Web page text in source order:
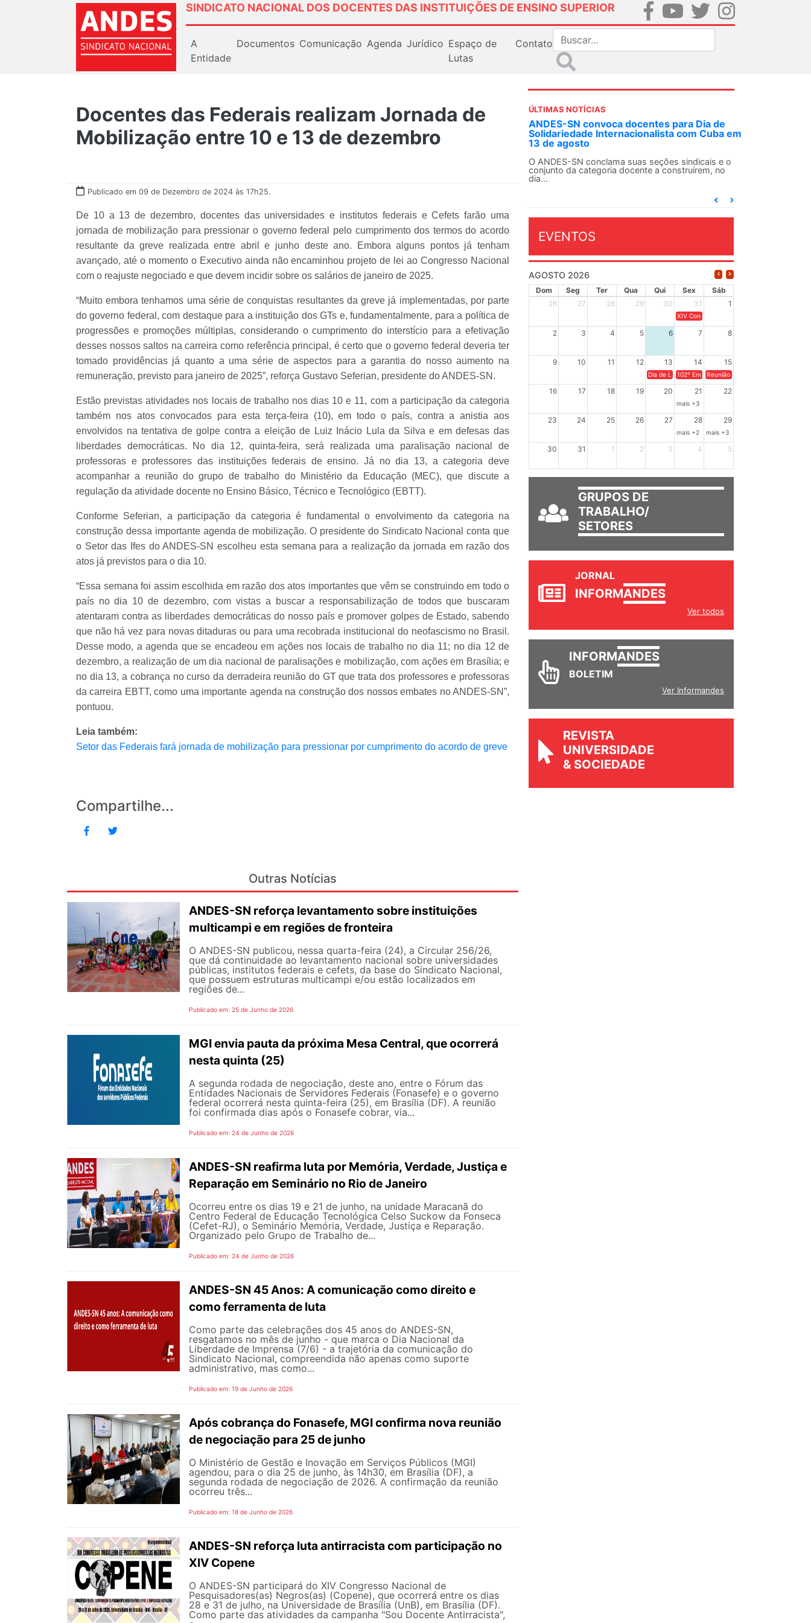
SINDICATO NACIONAL DOS DOCENTES DAS INSTITUIÇÕES DE ENSINO SUPERIOR
A
Entidade
Documentos Comunicação Agenda Jurídico Espaço de
Lutas
Contato
Docentes das Federais realizam Jornada de
Mobilização entre 10 e 13 de dezembro
Publicado em 09 de Dezembro de 2024 às 17h25.
De 10 a 13 de dezembro, docentes das universidades e institutos federais e Cefets farão uma
jornada de mobilização para pressionar o governo federal pelo cumprimento dos termos do acordo
resultante da greve realizada entre abril e junho deste ano. Embora alguns pontos já tenham
avançado, até o momento o Executivo ainda não encaminhou projeto de lei ao Congresso Nacional
com o reajuste negociado e que devem incidir sobre os salários de janeiro de 2025.
“Muito embora tenhamos uma série de conquistas resultantes da greve já implementadas, por parte
do governo federal, com destaque para a instituição dos GTs e, fundamentalmente, para a política de
progressões e promoções múltiplas, considerando o cumprimento do interstício para a efetivação
desses nossos saltos na carreira como referência principal, é certo que o governo federal deveria ter
tomado providências já quanto a uma série de aspectos para a garantia do nosso aumento na
remuneração, previsto para janeiro de 2025”, reforça Gustavo Seferian, presidente do ANDES-SN.
Estão previstas atividades nos locais de trabalho nos dias 10 e 11, com a participação da categoria
também nos atos convocados para esta terça-feira (10), em todo o país, contra a anistia aos
envolvidos na tentativa de golpe contra a eleição de Luiz Inácio Lula da Silva e em defesas das
liberdades democráticas. No dia 12, quinta-feira, será realizada uma paralisação nacional de
professoras e professores das instituições federais de ensino. Já no dia 13, a categoria deve
acompanhar a reunião do grupo de trabalho do Ministério da Educação (MEC), que discute a
regulação da atividade docente no Ensino Básico, Técnico e Tecnológico (EBTT).
Conforme Seferian, a participação da categoria é fundamental o envolvimento da categoria na
construção dessa importante agenda de mobilização. O presidente do Sindicato Nacional conta que
o Setor das Ifes do ANDES-SN escolheu esta semana para a realização da jornada em razão dos
atos já previstos para o dia 10.
“Essa semana foi assim escolhida em razão dos atos importantes que vêm se construindo em todo o
país no dia 10 de dezembro, com vistas a buscar a responsabilização de todos que buscaram
atentaram contra as liberdades democráticas do nosso país e promover golpes de Estado, sabendo
que não há vez para novas ditaduras ou para uma recobrada institucional do neofascismo no Brasil.
Desse modo, a agenda que se encadeou em ações nos locais de trabalho no dia 11; no dia 12 de
dezembro, a realização de um dia nacional de paralisações e mobilização, com ações em Brasília; e
no dia 13, a cobrança no curso da derradeira reunião do GT que trata dos professores e professoras
da carreira EBTT, como uma importante agenda na construção dos nossos embates no ANDES-SN”,
pontuou.
Leia também:
Setor das Federais fará jornada de mobilização para pressionar por cumprimento do acordo de greve
Compartilhe...
Outras Notícias
ANDES-SN reforça levantamento sobre instituições
multicampi e em regiões de fronteira
O ANDES-SN publicou, nessa quarta-feira (24), a Circular 256/26,
que dá continuidade ao levantamento nacional sobre universidades
públicas, institutos federais e cefets, da base do Sindicato Nacional,
que possuem estruturas multicampi e/ou estão localizados em
regiões de...
Publicado em: 25 de Junho de 2026
MGI envia pauta da próxima Mesa Central, que ocorrerá
nesta quinta (25)
A segunda rodada de negociação, deste ano, entre o Fórum das
Entidades Nacionais de Servidores Federais (Fonasefe) e o governo
federal ocorrerá nesta quinta-feira (25), em Brasília (DF). A reunião
foi confirmada dias após o Fonasefe cobrar, via...
Publicado em: 24 de Junho de 2026
ANDES-SN reafirma luta por Memória, Verdade, Justiça e
Reparação em Seminário no Rio de Janeiro
Ocorreu entre os dias 19 e 21 de junho, na unidade Maracanã do
Centro Federal de Educação Tecnológica Celso Suckow da Fonseca
(Cefet-RJ), o Seminário Memória, Verdade, Justiça e Reparação.
Organizado pelo Grupo de Trabalho de...
Publicado em: 24 de Junho de 2026
ANDES-SN 45 Anos: A comunicação como direito e
como ferramenta de luta
Como parte das celebrações dos 45 anos do ANDES-SN,
resgatamos no mês de junho - que marca o Dia Nacional da
Liberdade de Imprensa (7/6) - a trajetória da comunicação do
Sindicato Nacional, compreendida não apenas como suporte
administrativo, mas como...
Publicado em: 19 de Junho de 2026
Após cobrança do Fonasefe, MGI confirma nova reunião
de negociação para 25 de junho
O Ministério de Gestão e Inovação em Serviços Públicos (MGI)
agendou, para o dia 25 de junho, às 14h30, em Brasília (DF), a
segunda rodada de negociação de 2026. A confirmação da reunião
ocorreu três...
Publicado em: 18 de Junho de 2026
ANDES-SN reforça luta antirracista com participação no
XIV Copene
O ANDES-SN participará do XIV Congresso Nacional de
Pesquisadores(as) Negros(as) (Copene), que ocorrerá entre os dias
28 e 31 de julho, na Universidade de Brasília (UnB), em Brasília (DF).
Como parte das atividades da campanha "Sou Docente Antirracista",
ÚLTIMAS NOTÍCIAS
ANDES-SN convoca docentes para Dia de
Solidariedade Internacionalista com Cuba em
13 de agosto
Em decisão inédita, Justiça Federal condena
ex-agente da ditadura por estupro
Em uma decisão considerada histórica, a 2ª Vara
Federal Criminal do Rio de Janeiro condenou o...
EVENTOS
AGOSTO 2026
Dom Seg Ter Qua Qui Sex
Sáb
26
27 28 29 30 31 1
XIV Congresso Brasileiro de
2 3 4 5 6 7 8
9 10 11 12 13 14 15
Dia de Luta em Defesa de Cuba e da Soberania dos
102º Encontro da Regional Leste, “Em terra
Reunião GTPE.
16 17 18 19 20 21 22
mais +3
23 24 25 26 27 28 29
mais +2 mais +3
30 31 1 2 3 4 5
GRUPOS DE
TRABALHO/
SETORES
JORNAL
INFORMANDES
Ver todos
INFORMANDES
BOLETIM
Ver Informandes
REVISTA
UNIVERSIDADE
& SOCIEDADE